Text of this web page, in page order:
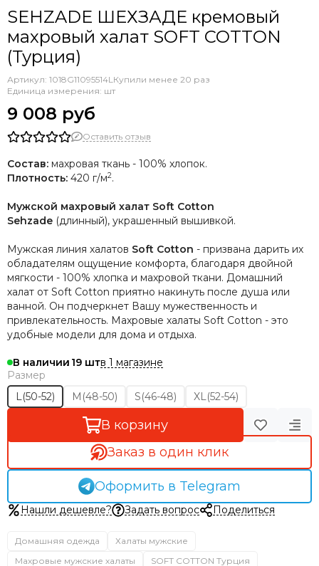
SEHZADE ШЕХЗАДЕ кремовый
махровый халат SOFT COTTON
(Турция)
Артикул: 1018G11095514LКупили менее 20 раз
Единица измерения: шт
9 008 руб
Оставить отзыв
Состав: махровая ткань - 100% хлопок.
Плотность: 420 г/м2.
Мужской махровый халат Soft Cotton
Sehzade (длинный), украшенный вышивкой.
Мужская линия халатов Soft Cotton - призвана дарить их
обладателям ощущение комфорта, благодаря двойной
мягкости - 100% хлопка и махровой ткани. Домашний
халат от Soft Cotton приятно накинуть после душа или
ванной. Он подчеркнет Вашу мужественность и
привлекательность. Махровые халаты Soft Cotton - это
удобные модели для дома и отдыха.
В наличии 19
в 1 магазине
Размер
L(50-52)
M(48-50) S(46-48) XL(52-54)
В корзину
Заказ в один клик
Оформить в Telegram
Нашли дешевле? Задать вопрос Поделиться
Домашняя одежда
Халаты мужские
Махровые мужские халаты
SOFT COTTON Турция